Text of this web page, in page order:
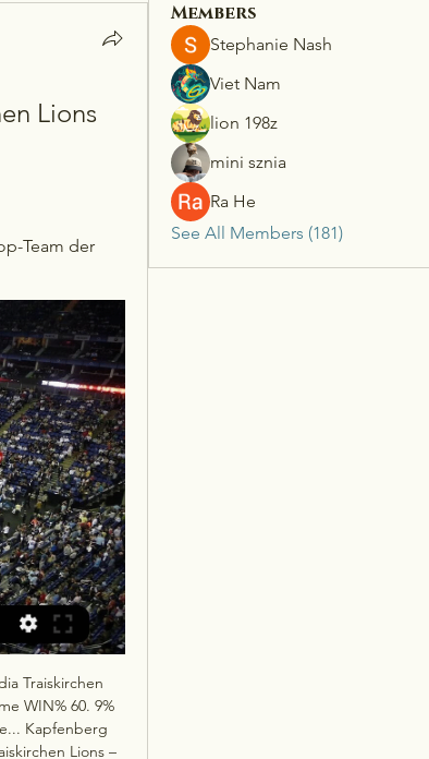
Lions
Team der
Traiskirchen
WIN% 60. 9%
Kapfenberg
Lions –
Members
Stephanie Nash
Viet Nam
lion 198z
mini sznia
Ra He
See All Members (181)